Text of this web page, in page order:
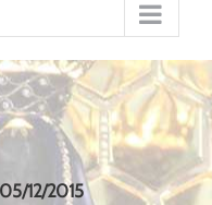
12/2015